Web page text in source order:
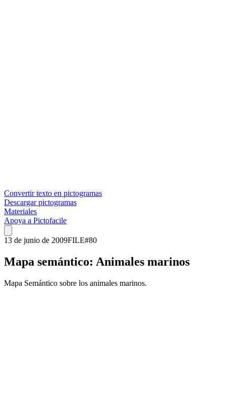
Convertir texto en pictogramas
Descargar pictogramas
Materiales
Apoya a Pictofacile
13 de junio de 2009FILE#80
Mapa semántico: Animales marinos
Mapa Semántico sobre los animales marinos.